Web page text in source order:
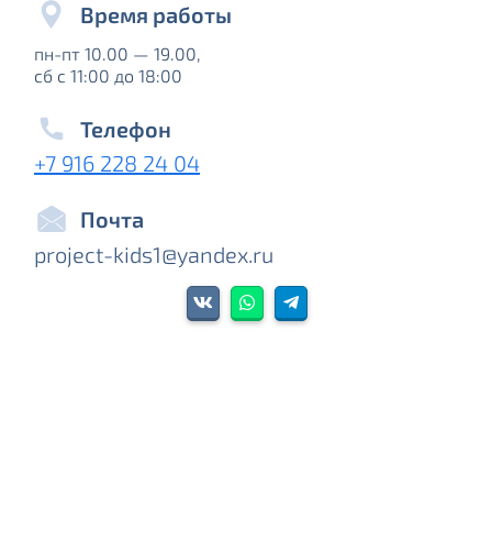
Время работы
пн-пт 10.00 — 19.00,
сб с 11:00 до 18:00
Телефон
+7 916 228 24 04‬
Почта
project-kids1@yandex.ru